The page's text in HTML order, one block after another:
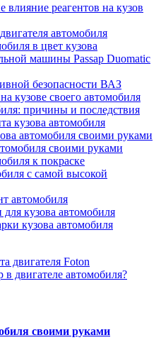
влияние реагентов на кузов
автомобиля
в цвет кузова
машины Passap Duomatic
безопасности ВАЗ
кузове своего автомобиля
причины и последствия
кузова автомобиля
автомобиля своими руками
своими руками
к покраске
с самой высокой
автомобиля
кузова автомобиля
кузова автомобиля
двигателя Foton
в двигателе автомобиля?
своими руками